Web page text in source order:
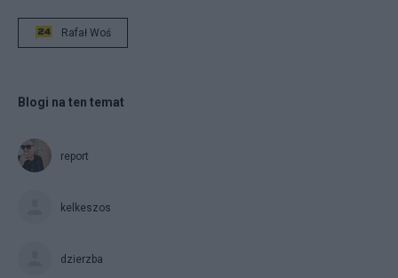
Rafał Woś
Blogi na ten temat
report
kelkeszos
dzierzba